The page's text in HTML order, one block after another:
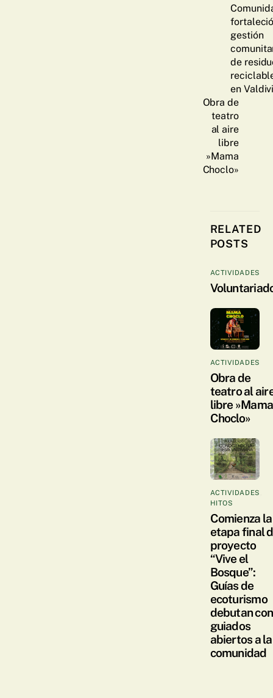
gestión
de
en
Obra de
teatro
al aire
libre
»Mama
Choclo»
RELATED
POSTS
ACTIVIDADES
ACTIVIDADES
Obra de
teatro al
libre »Mama
Choclo»
ACTIVIDADES
HITOS
Comienza la
etapa final
proyecto
“Vive el
Bosque”:
Guías de
ecoturismo
debutan con
guiados
abiertos a la
comunidad